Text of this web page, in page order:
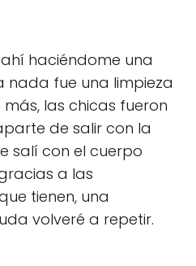
haciéndome una
nada fue una limpieza
las chicas fueron
de salir con la
salí con el cuerpo
a las
tienen, una
volveré a repetir.